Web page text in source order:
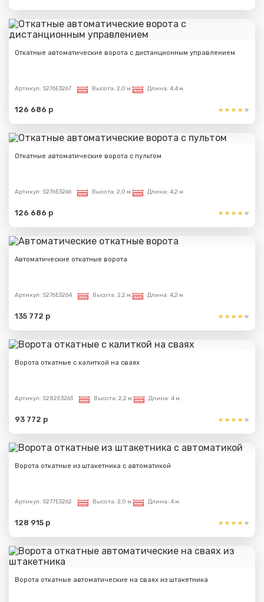
Откатные автоматические ворота с дистанционным управлением
Артикул: S276E3267 Высота: 2,0 м. Длина: 4,4 м.
126 686 р
Откатные автоматические ворота с пультом
Артикул: S276E3266 Высота: 2,0 м. Длина: 4,2 м.
126 686 р
Автоматические откатные ворота
Артикул: S276E3264 Высота: 2,2 м. Длина: 4,2 м.
135 772 р
Ворота откатные с калиткой на сваях
Артикул: S282E3263 Высота: 2,2 м. Длина: 4 м.
93 772 р
Ворота откатные из штакетника с автоматикой
Артикул: S277E3262 Высота: 2,0 м. Длина: 4 м.
128 915 р
Ворота откатные автоматические на сваях из штакетника
Сообщение успешно
отправлено
Спасибо за обращение, наш специалист свяжется с